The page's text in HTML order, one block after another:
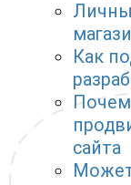
Как
сайта